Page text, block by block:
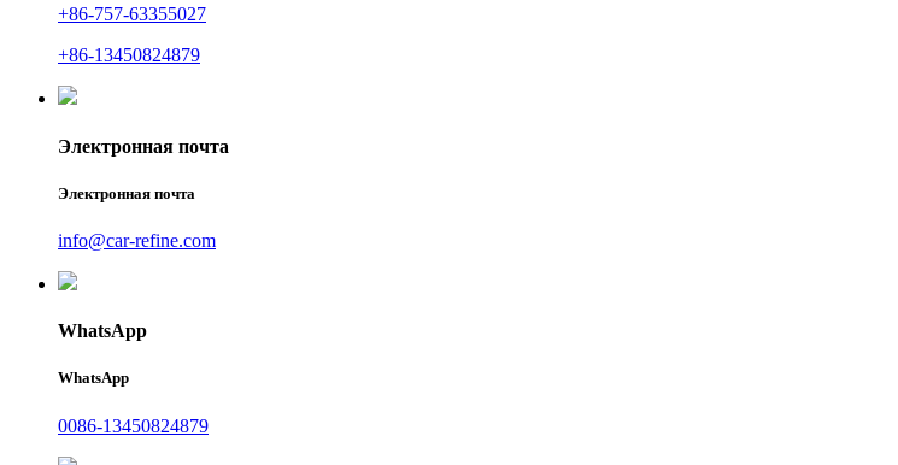
+86-757-63355027
+86-13450824879
Электронная почта
Электронная почта
info@car-refine.com
WhatsApp
WhatsApp
0086-13450824879